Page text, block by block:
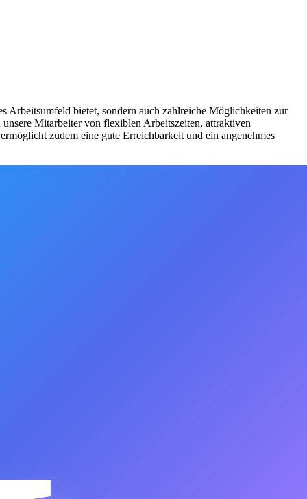
Arbeitsumfeld bietet, sondern auch zahlreiche Möglichkeiten zur
Mitarbeiter von flexiblen Arbeitszeiten, attraktiven
zudem eine gute Erreichbarkeit und ein angenehmes